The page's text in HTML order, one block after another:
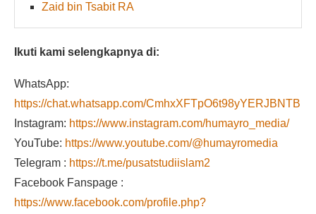
Zaid bin Tsabit RA
Ikuti kami selengkapnya di:
WhatsApp:
https://chat.whatsapp.com/CmhxXFTpO6t98yYERJBNTB
Instagram: https://www.instagram.com/humayro_media/
YouTube: https://www.youtube.com/@humayromedia
Telegram : https://t.me/pusatstudiislam2
Facebook Fanspage :
https://www.facebook.com/profile.php?